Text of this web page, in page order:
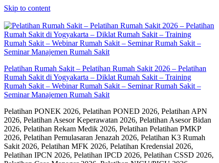
Skip to content
Pelatihan Rumah Sakit – Pelatihan Rumah Sakit 2026 – Pelatihan
Rumah Sakit di Yogyakarta – Diklat Rumah Sakit – Training
Rumah Sakit – Webinar Rumah Sakit – Seminar Rumah Sakit –
Seminar Manajemen Rumah Sakit
Pelatihan PONEK 2026, Pelatihan PONED 2026, Pelatihan APN
2026, Pelatihan Asesor Keperawatan 2026, Pelatihan Asesor Bidan
2026, Pelatihan Rekam Medik 2026, Pelatihan Pelatihan PMKP
2026, Pelatihan Pemulasaran Jenazah 2026, Pelatihan K3 Rumah
Sakit 2026, Pelatihan MFK 2026, Pelatihan Kredensial 2026,
Pelatihan IPCN 2026, Pelatihan IPCD 2026, Pelatihan CSSD 2026,